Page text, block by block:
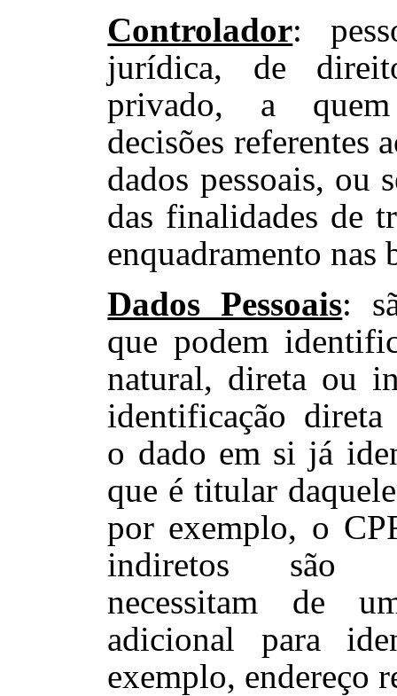
Controlador:
jurídica, de
privado, a
decisões referentes
dados pessoais, ou
das finalidades de
enquadramento nas
Dados Pessoais:
que podem
natural, direta ou
identificação
o dado em si já
que é titular
por exemplo, o
indiretos são
necessitam de
adicional para
exemplo, endereço